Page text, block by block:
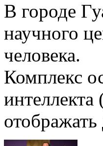
В городе
научного
человека.
Комплекс